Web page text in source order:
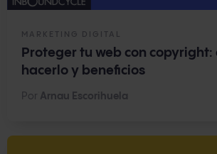
MARKETING DIGITAL
Proteger tu web con copyright:
hacerlo y beneficios
Por Arnau Escorihuela